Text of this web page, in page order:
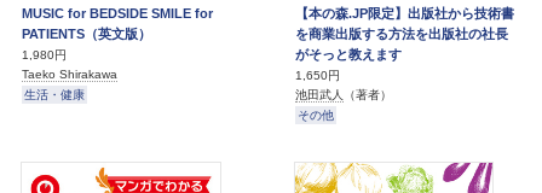
MUSIC for BEDSIDE SMILE for
PATIENTS（英文版）
1,980円
Taeko Shirakawa
生活・健康
【本の森.JP限定】出版社から技術書
を商業出版する方法を出版社の社長
がそっと教えます
1,650円
池田武人
（著者）
その他